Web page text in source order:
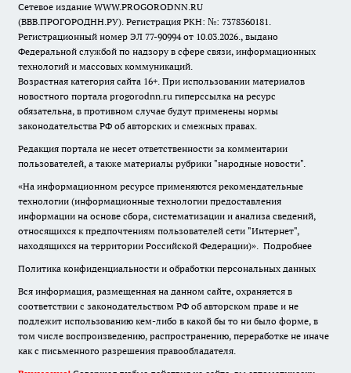
Сетевое издание WWW.PROGORODNN.RU
(ВВВ.ПРОГОРОДНН.РУ). Регистрация РКН: №: 7378360181.
Регистрационный номер ЭЛ 77-90994 от 10.03.2026., выдано
Федеральной службой по надзору в сфере связи, информационных
технологий и массовых коммуникаций.
Возрастная категория сайта 16+. При использовании материалов
новостного портала progorodnn.ru гиперссылка на ресурс
обязательна, в противном случае будут применены нормы
законодательства РФ об авторских и смежных правах.
Редакция портала не несет ответственности за комментарии
пользователей, а также материалы рубрики "народные новости".
«На информационном ресурсе применяются рекомендательные
технологии (информационные технологии предоставления
информации на основе сбора, систематизации и анализа сведений,
относящихся к предпочтениям пользователей сети "Интернет",
находящихся на территории Российской Федерации)». Подробнее
Политика конфиденциальности и обработки персональных данных
Вся информация, размещенная на данном сайте, охраняется в
соответствии с законодательством РФ об авторском праве и не
подлежит использованию кем-либо в какой бы то ни было форме, в
том числе воспроизведению, распространению, переработке не иначе
как с письменного разрешения правообладателя.